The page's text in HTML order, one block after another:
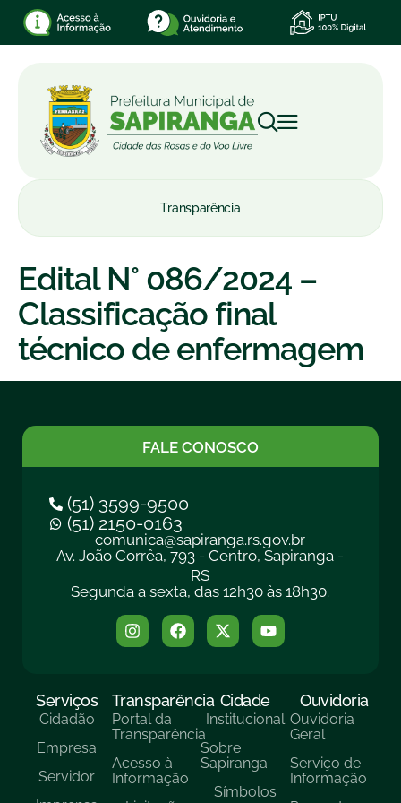
Transparência
Edital N° 086/2024 –
Classificação final
técnico de enfermagem
FALE CONOSCO
(51) 3599-9500
(51) 2150-0163
comunica@sapiranga.rs.gov.br
Av. João Corrêa, 793 - Centro, Sapiranga -
RS
Segunda a sexta, das 12h30 às 18h30.
Serviços
Cidadão
Empresa
Servidor
Transparência
Portal da
Transparência
Acesso à
Informação
Cidade
Institucional
Sobre
Sapiranga
Símbolos
Ouvidoria
Ouvidoria
Geral
Serviço de
Informação